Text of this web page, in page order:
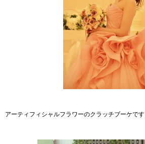
アーティフィシャルフラワーのクラッチブーケです